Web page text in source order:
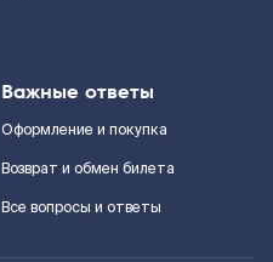
Важные ответы
Оформление и покупка
Возврат и обмен билета
Все вопросы и ответы